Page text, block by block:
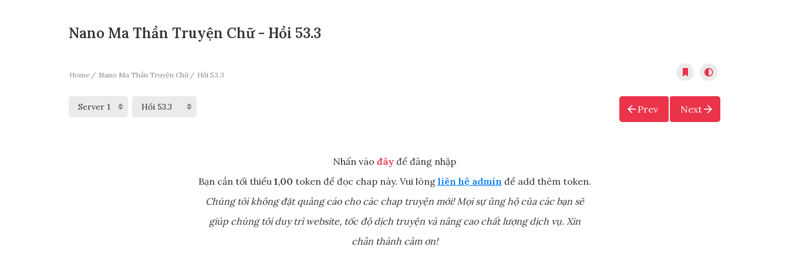
Nano Ma Thần Truyện Chữ - Hồi 53.3
Home Nano Ma Thần Truyện Chữ Hồi 53.3
Prev Next
Nhấn vào đây để đăng nhập
Bạn cần tối thiểu 1,00 token để đọc chap này. Vui lòng liên hệ admin để add thêm token.
Chúng tôi không đặt quảng cáo cho các chap truyện mới! Mọi sự ủng hộ của các bạn sẽ
giúp chúng tôi duy trì website, tốc độ dịch truyện và nâng cao chất lượng dịch vụ. Xin
chân thành cảm ơn!